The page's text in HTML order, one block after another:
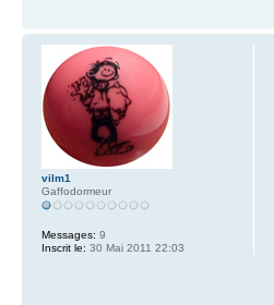
vilm1
Gaffodormeur
Messages: 9
Inscrit le: 30 Mai 2011 22:03